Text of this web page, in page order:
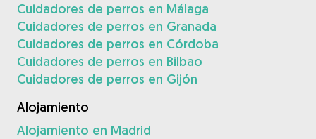
Cuidadores de perros en Málaga
Cuidadores de perros en Granada
Cuidadores de perros en Córdoba
Cuidadores de perros en Bilbao
Cuidadores de perros en Gijón
Alojamiento
Alojamiento en Madrid